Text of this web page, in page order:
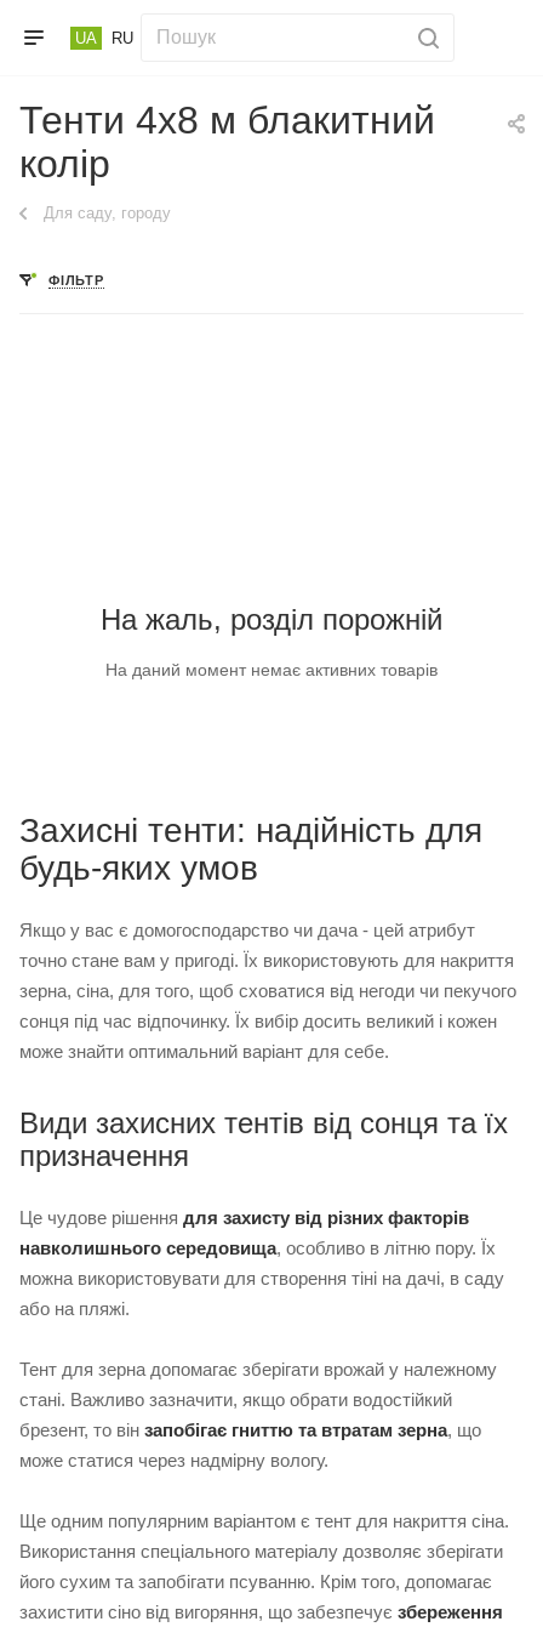
UA RU
Тенти 4х8 м блакитний
колір
Для саду, городу
ФІЛЬТР
На жаль, розділ порожній
На даний момент немає активних товарів
Захисні тенти: надійність для
будь-яких умов
Якщо у вас є домогосподарство чи дача - цей атрибут
точно стане вам у пригоді. Їх використовують для накриття
зерна, сіна, для того, щоб сховатися від негоди чи пекучого
сонця під час відпочинку. Їх вибір досить великий і кожен
може знайти оптимальний варіант для себе.
Види захисних тентів від сонця та їх
призначення
Це чудове рішення для захисту від різних факторів
навколишнього середовища, особливо в літню пору. Їх
можна використовувати для створення тіні на дачі, в саду
або на пляжі.
Тент для зерна допомагає зберігати врожай у належному
стані. Важливо зазначити, якщо обрати водостійкий
брезент, то він запобігає гниттю та втратам зерна, що
може статися через надмірну вологу.
Ще одним популярним варіантом є тент для накриття сіна.
Використання спеціального матеріалу дозволяє зберігати
його сухим та запобігати псуванню. Крім того, допомагає
захистити сіно від вигоряння, що забезпечує збереження